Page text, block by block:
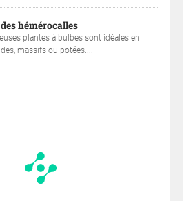
hémérocalles
plantes à bulbes sont idéales en
massifs ou potées....